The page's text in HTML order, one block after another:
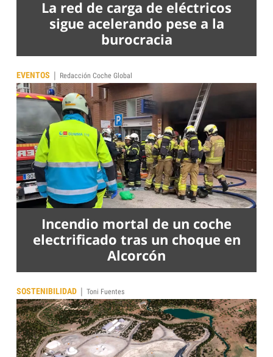
La red de carga de eléctricos
sigue acelerando pese a la
burocracia
EVENTOS | Redacción Coche Global
Incendio mortal de un coche
electrificado tras un choque en
Alcorcón
SOSTENIBILIDAD | Toni Fuentes